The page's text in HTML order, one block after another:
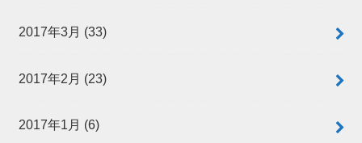
2017年3月 (33)
2017年2月 (23)
2017年1月 (6)